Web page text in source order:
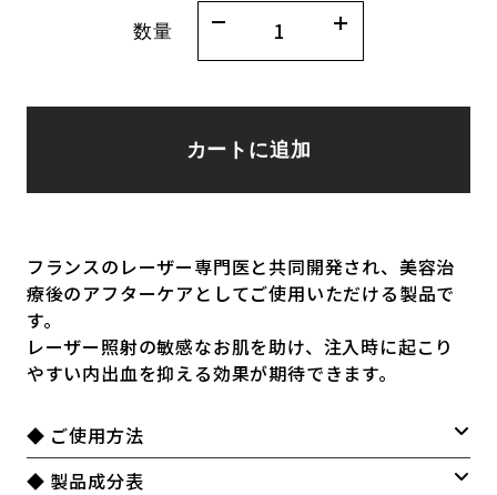
数量
カートに追加
フランスのレーザー専門医と共同開発され、美容治
療後のアフターケアとしてご使用いただける製品で
す。
レーザー照射の敏感なお肌を助け、注入時に起こり
やすい内出血を抑える効果が期待できます。
◆ ご使用方法
◆ 製品成分表